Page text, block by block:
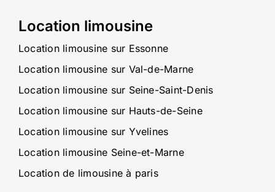
Location limousine
Location limousine sur Essonne
Location limousine sur Val-de-Marne
Location limousine sur Seine-Saint-Denis
Location limousine sur Hauts-de-Seine
Location limousine sur Yvelines
Location limousine Seine-et-Marne
Location de limousine à paris